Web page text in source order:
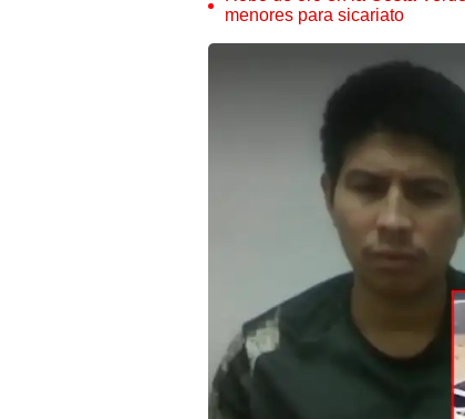
menores para sicariato